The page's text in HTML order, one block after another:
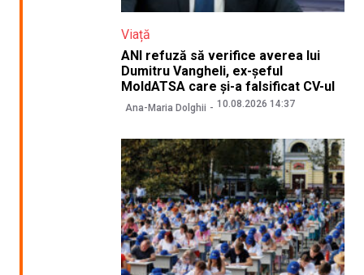
Viață
ANI refuză să verifice averea lui
Dumitru Vangheli, ex-șeful
MoldATSA care și-a falsificat CV-ul
Ana-Maria Dolghii 10.08.2026 14:37